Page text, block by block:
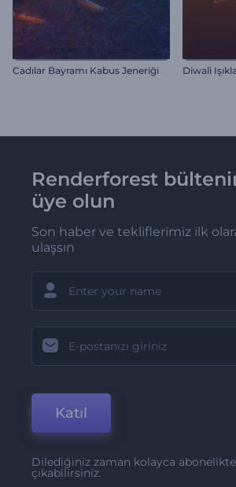
Cadılar Bayramı Kabus Jeneriği Diwali
Renderforest
üye olun
Son haber ve tekliflerimiz ilk
ulaşsın
Katıl
Dilediğiniz zaman kolayca
çıkabilirsiniz.